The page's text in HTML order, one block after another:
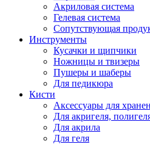
Акриловая система
Гелевая система
Сопутствующая
Инструменты
Кусачки и щипчики
Ножницы и твизеры
Пушеры и шаберы
Для педикюра
Кисти
Аксессуары для
Для акригеля,
Для акрила
Для геля